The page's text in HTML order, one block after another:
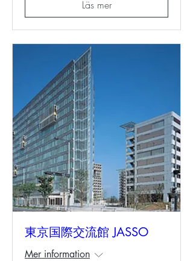
Läs mer
東京国際交流館 JASSO
Mer information